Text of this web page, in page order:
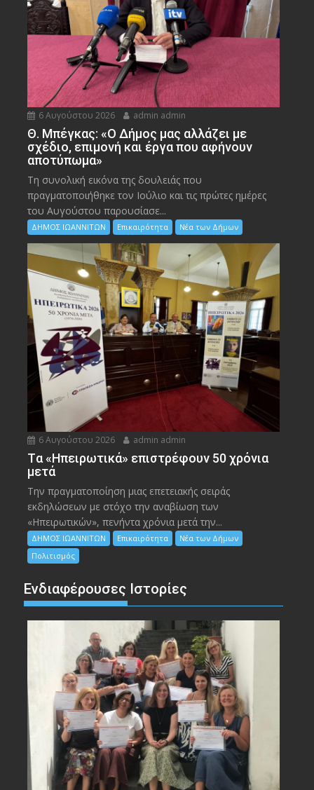
6 Αυγούστου 2026 admin admin
Θ. Μπέγκας: «Ο Δήμος μας αλλάζει με
σχέδιο, επιμονή και έργα που αφήνουν
αποτύπωμα»
Τη συνολική εικόνα της δουλειάς που
πραγματοποιήθηκε τον Ιούλιο και τις πρώτες ημέρες
του Αυγούστου παρουσίασε...
ΔΗΜΟΣ ΙΩΑΝΝΙΤΩΝ Επικαιρότητα Νέα των Δήμων
6 Αυγούστου 2026 admin admin
Tα «Ηπειρωτικά» επιστρέφουν 50 χρόνια
μετά
Την πραγματοποίηση μιας επετειακής σειράς
εκδηλώσεων με στόχο την αναβίωση των
«Ηπειρωτικών», πενήντα χρόνια μετά την...
ΔΗΜΟΣ ΙΩΑΝΝΙΤΩΝ Επικαιρότητα
Νέα των Δήμων
Πολιτισμός
Ενδιαφέρουσες Ιστορίες